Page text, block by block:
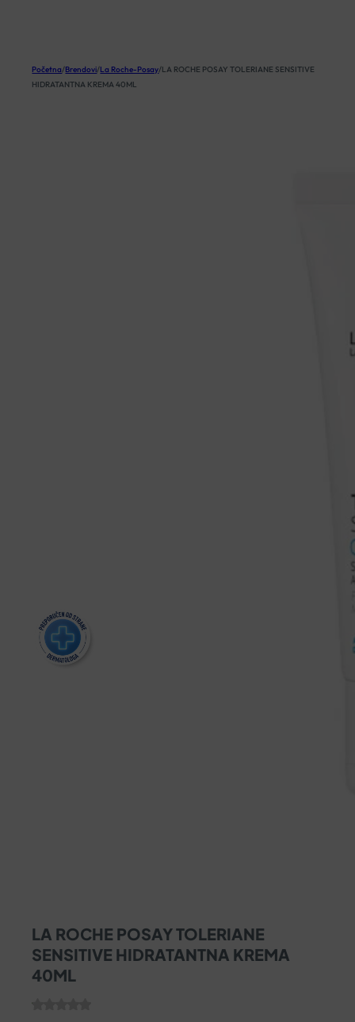
Početna/Brendovi/La Roche-Posay/LA ROCHE POSAY TOLERIANE SENSITIVE
HIDRATANTNA KREMA 40ML
LA ROCHE POSAY TOLERIANE
SENSITIVE HIDRATANTNA KREMA
40ML